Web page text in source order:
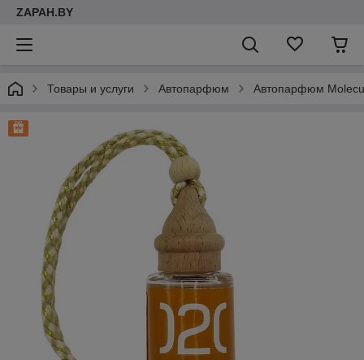
ZAPAH.BY
Товары и услуги Автопарфюм Автопарфюм